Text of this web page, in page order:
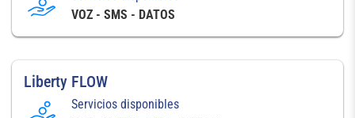
VOZ - SMS - DATOS
Liberty FLOW
Servicios disponibles